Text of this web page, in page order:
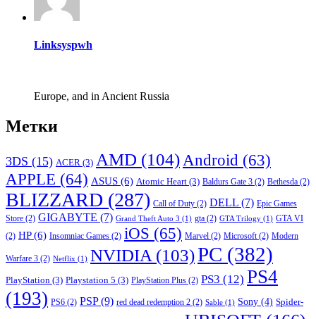
Linksyspwh
Europe, and in Ancient Russia
Метки
3DS (15) ACER (3) AMD (104)Android (63)
APPLE (64) ASUS (6) Atomic Heart (3) Baldurs Gate 3 (2) Bethesda (2)
BLIZZARD (287) Call of Duty (2) DELL (7) Epic Games
Store (2) GIGABYTE (7) Grand Theft Auto 3 (1) gta (2) GTA Trilogy (1) GTA VI
(2) HP(6) Insomniac Games (2) iOS (65) Marvel (2) Microsoft(2) Modern
Warfare 3 (2) Netflix (1) NVIDIA (103)PC (382)
PlayStation (3) Playstation 5 (3) PlayStation Plus (2) PS3 (12) PS4
(193) PS6 (2) PSP(9) red dead redemption 2 (2) Sable (1) Sony (4) Spider-